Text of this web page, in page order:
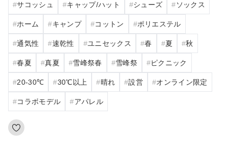
サコッシュ キャップ/ハット シューズ ソックス
ホーム キャンプ コットン ポリエステル
通気性 速乾性 ユニセックス 春 夏 秋
春夏 真夏 雪峰祭春 雪峰祭 ピクニック
20‐30℃ 30℃以上 晴れ 設営 オンライン限定
コラボモデル アパレル